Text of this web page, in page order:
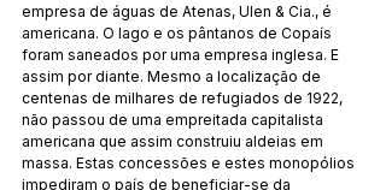
empresa de águas de Atenas, Ulen & Cia., é
americana. O lago e os pântanos de Copaís
foram saneados por uma empresa inglesa. E
assim por diante. Mesmo a localização de
centenas de milhares de refugiados de 1922,
não passou de uma empreitada capitalista
americana que assim construiu aldeias em
massa. Estas concessões e estes monopólios
impediram o país de beneficiar-se da